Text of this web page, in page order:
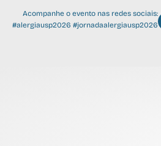
Acompanhe o evento nas redes sociais:
#alergiausp2026 #jornadaalergiausp2026